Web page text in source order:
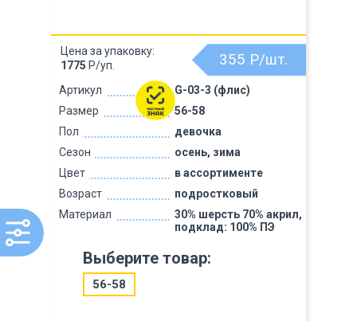
Артикул
G-03-3 (флис)
Размер
56-58
Пол
девочка
Сезон
осень, зима
Цвет
в ассортименте
Возраст
подростковый
Материал
30% шерсть 70% акрил,
подклад: 100% ПЭ
355 Р/шт.
Цена за упаковку:
1775 Р/уп.
Выберите товар:
56-58